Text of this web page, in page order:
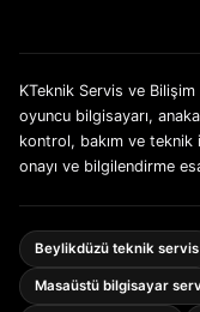
KTeknik Servis ve
oyuncu bilgisayarı,
kontrol, bakım ve
onayı ve bilgilendirme
Beylikdüzü teknik servis
Masaüstü bilgisayar